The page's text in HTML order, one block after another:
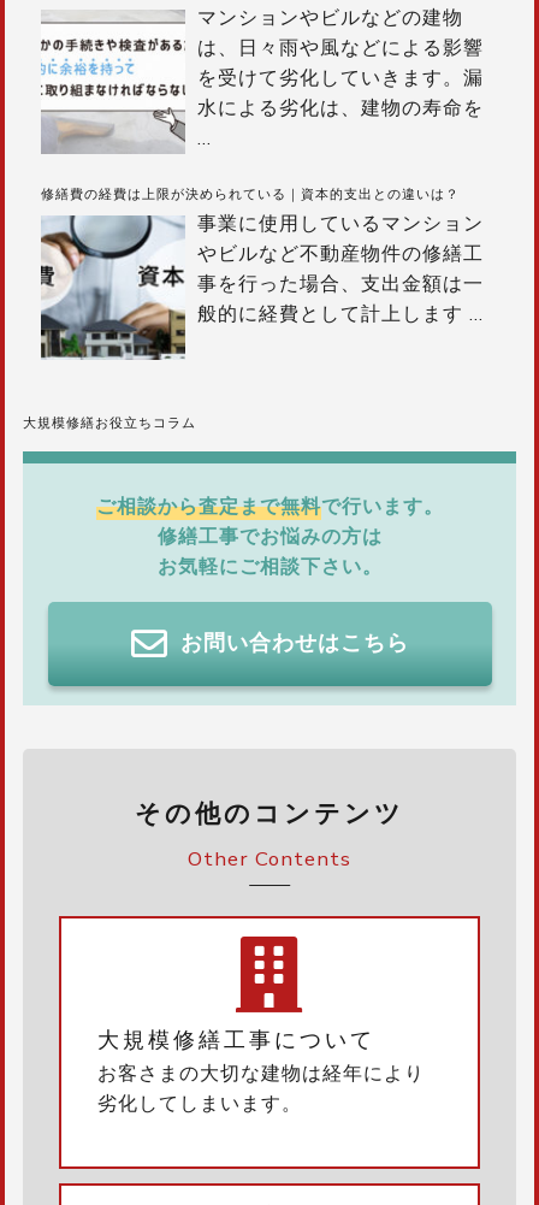
マンションやビルなどの建物
は、日々雨や風などによる影響
を受けて劣化していきます。漏
水による劣化は、建物の寿命を
…
修繕費の経費は上限が決められている｜資本的支出との違いは？
事業に使用しているマンション
やビルなど不動産物件の修繕工
事を行った場合、支出金額は一
般的に経費として計上します …
大規模修繕お役立ちコラム
ご相談から査定まで無料で行います。
修繕工事でお悩みの方は
お気軽にご相談下さい。
お問い合わせはこちら
その他のコンテンツ
Other Contents
大規模修繕工事について
お客さまの大切な建物は経年により
劣化してしまいます。